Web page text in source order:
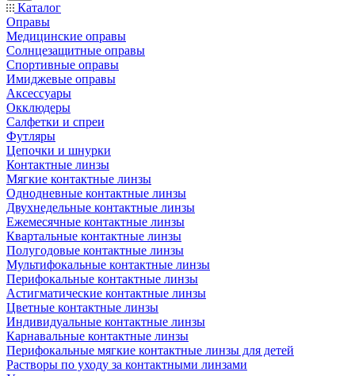
Каталог
Оправы
Медицинские оправы
Солнцезащитные оправы
Спортивные оправы
Имиджевые оправы
Аксессуары
Окклюдеры
Салфетки и спреи
Футляры
Цепочки и шнурки
Контактные линзы
Мягкие контактные линзы
Однодневные контактные линзы
Двухнедельные контактные линзы
Ежемесячные контактные линзы
Квартальные контактные линзы
Полугодовые контактные линзы
Мультифокальные контактные линзы
Перифокальные контактные линзы
Астигматические контактные линзы
Цветные контактные линзы
Индивидуальные контактные линзы
Карнавальные контактные линзы
Перифокальные мягкие контактные линзы для детей
Растворы по уходу за контактными линзами